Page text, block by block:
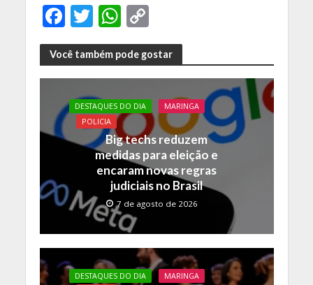
F
ac
e
b
o
o
k
T
w
itt
er
W
h
at
s
A
p
p
C
o
p
y
Li
n
k
Você também pode gostar
DESTAQUES DO DIA
MARINGA
POLICIA
Big techs reduzem
medidas para eleição e
encaram novas regras
judiciais no Brasil
7 de agosto de 2026
DESTAQUES DO DIA
MARINGA